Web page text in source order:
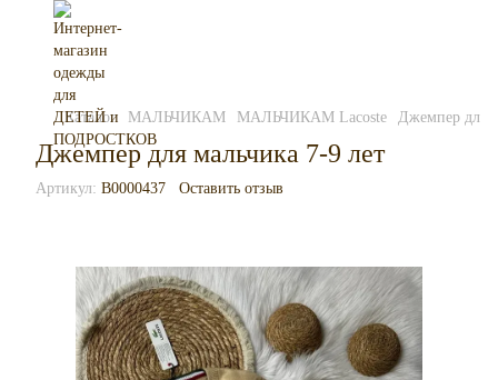
Каталог МАЛЬЧИКАМ МАЛЬЧИКАМ Lacoste Джемпер для
Джемпер для мальчика 7-9 лет
Артикул: B0000437 Оставить отзыв